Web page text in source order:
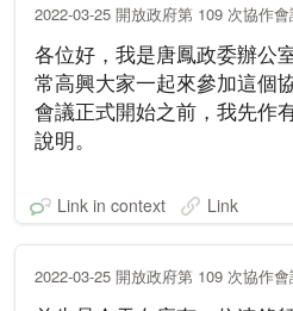
2022-03-25 開放政府第 109 次協作
各位好，我是唐鳳政委辦公
常高興大家一起來參加這個
會議正式開始之前，我先作
說明。
Link in context Link
2022-03-25 開放政府第 109 次協作